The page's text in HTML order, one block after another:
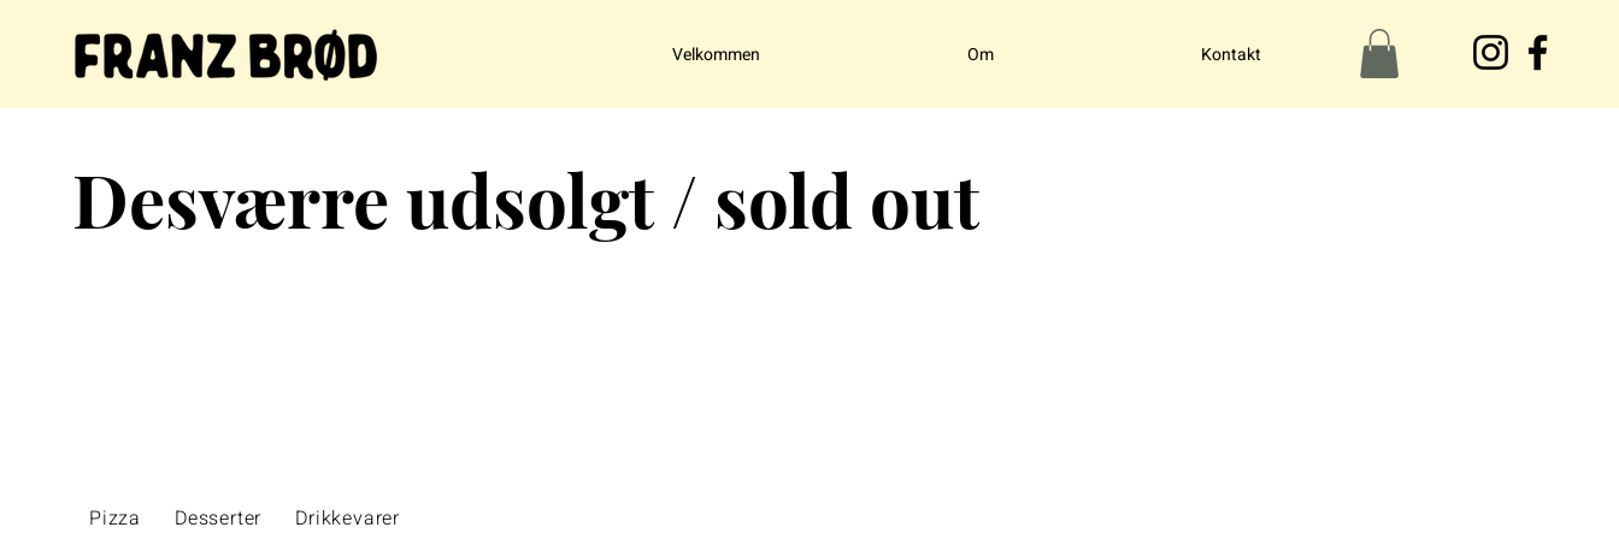
Velkommen Om Kontakt
Desværre udsolgt / sold out
Pizza Desserter Drikkevarer